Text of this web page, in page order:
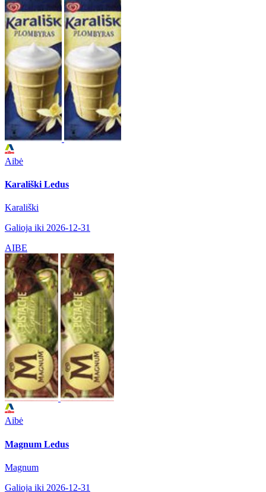
Aibė
Karališki Ledus
Karališki
Galioja iki 2026-12-31
AIBE
Aibė
Magnum Ledus
Magnum
Galioja iki 2026-12-31